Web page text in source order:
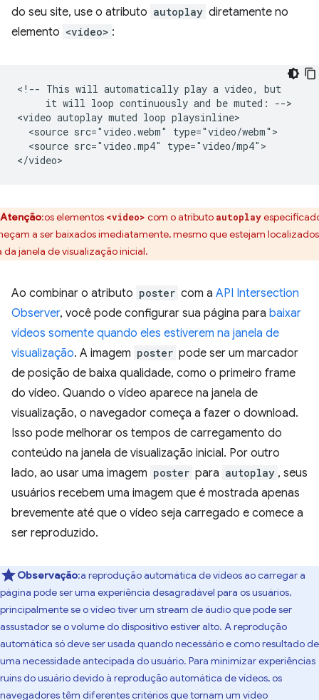
do seu site, use o atributo autoplay diretamente no
elemento <video> :
<!-- This will automatically play a video, but
     it will loop continuously and be muted: -->
<video autoplay muted loop playsinline>
  <source src="video.webm" type="video/webm">
  <source src="video.mp4" type="video/mp4">
Atenção:os elementos <video> com o atributo autoplay
a ser baixados imediatamente, mesmo que estejam localizados
da janela de visualização inicial.
Ao combinar o atributo poster com a API Intersection
Observer, você pode configurar sua página para baixar
vídeos somente quando eles estiverem na janela de
visualização. A imagem poster pode ser um marcador
de posição de baixa qualidade, como o primeiro frame
do vídeo. Quando o vídeo aparece na janela de
visualização, o navegador começa a fazer o download.
Isso pode melhorar os tempos de carregamento do
conteúdo na janela de visualização inicial. Por outro
lado, ao usar uma imagem poster para autoplay , seus
usuários recebem uma imagem que é mostrada apenas
brevemente até que o vídeo seja carregado e comece a
ser reproduzido.
Observação:a reprodução automática de vídeos ao carregar a
página pode ser uma experiência desagradável para os usuários,
principalmente se o vídeo tiver um stream de áudio que pode ser
assustador se o volume do dispositivo estiver alto. A reprodução
automática só deve ser usada quando necessário e como resultado de
uma necessidade antecipada do usuário. Para minimizar experiências
ruins do usuário devido à reprodução automática de vídeos, os
navegadores têm diferentes critérios que tornam um vídeo